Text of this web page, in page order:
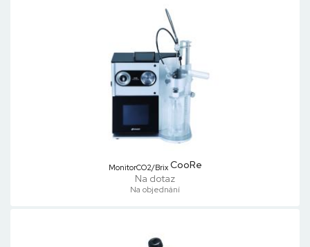
MonitorCO2/BrixCooRe
Na dotaz
Na objednání